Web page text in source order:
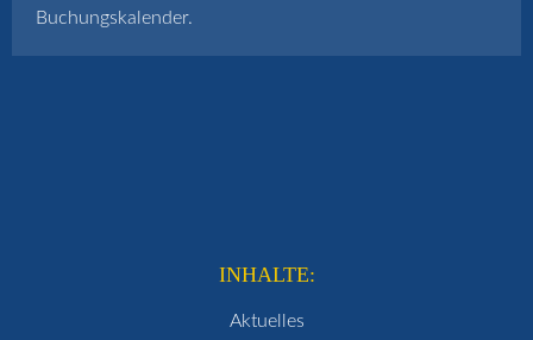
Buchungskalender.
INHALTE:
Aktuelles